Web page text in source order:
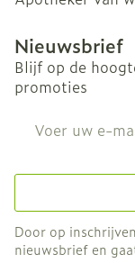
Nieuwsbrief
Blijf op de
promoties
Door op
nieuwsbrief en